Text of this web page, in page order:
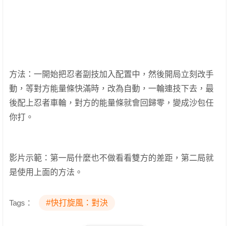
方法：一開始把忍者副技加入配置中，然後開局立刻改手
動，等對方能量條快滿時，改為自動，一輪連技下去，最
後配上忍者車輪，對方的能量條就會回歸零，變成沙包任
你打。
影片示範：第一局什麼也不做看看雙方的差距，第二局就
是使用上面的方法。
Tags： #快打旋風：對決